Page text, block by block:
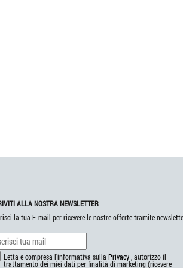
ALLA NOSTRA NEWSLETTER
la tua E-mail per ricevere le nostre offerte tramite
Letta e compresa l'informativa sulla Privacy , autorizzo il
trattamento dei miei dati per finalità di marketing (ricevere